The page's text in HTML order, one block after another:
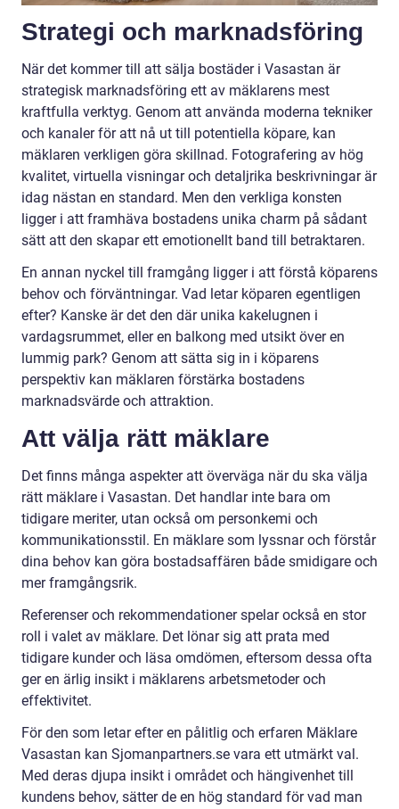
Strategi och marknadsföring
När det kommer till att sälja bostäder i Vasastan är
strategisk marknadsföring ett av mäklarens mest
kraftfulla verktyg. Genom att använda moderna tekniker
och kanaler för att nå ut till potentiella köpare, kan
mäklaren verkligen göra skillnad. Fotografering av hög
kvalitet, virtuella visningar och detaljrika beskrivningar är
idag nästan en standard. Men den verkliga konsten
ligger i att framhäva bostadens unika charm på sådant
sätt att den skapar ett emotionellt band till betraktaren.
En annan nyckel till framgång ligger i att förstå köparens
behov och förväntningar. Vad letar köparen egentligen
efter? Kanske är det den där unika kakelugnen i
vardagsrummet, eller en balkong med utsikt över en
lummig park? Genom att sätta sig in i köparens
perspektiv kan mäklaren förstärka bostadens
marknadsvärde och attraktion.
Att välja rätt mäklare
Det finns många aspekter att överväga när du ska välja
rätt mäklare i Vasastan. Det handlar inte bara om
tidigare meriter, utan också om personkemi och
kommunikationsstil. En mäklare som lyssnar och förstår
dina behov kan göra bostadsaffären både smidigare och
mer framgångsrik.
Referenser och rekommendationer spelar också en stor
roll i valet av mäklare. Det lönar sig att prata med
tidigare kunder och läsa omdömen, eftersom dessa ofta
ger en ärlig insikt i mäklarens arbetsmetoder och
effektivitet.
För den som letar efter en pålitlig och erfaren Mäklare
Vasastan kan Sjomanpartners.se vara ett utmärkt val.
Med deras djupa insikt i området och hängivenhet till
kundens behov, sätter de en hög standard för vad man